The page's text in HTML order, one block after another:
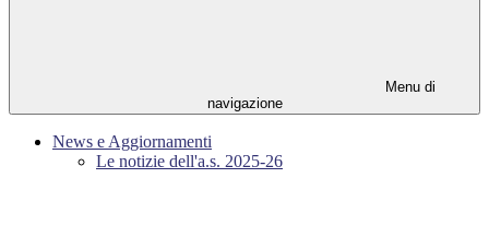
Menu di
navigazione
News e Aggiornamenti
Le notizie dell'a.s. 2025-26